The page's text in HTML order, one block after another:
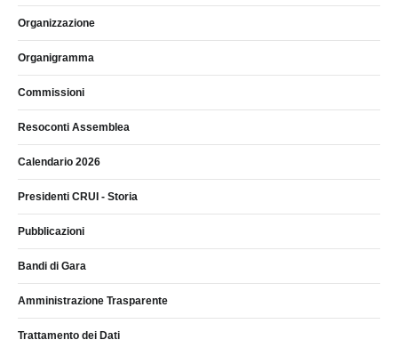
Organizzazione
Organigramma
Commissioni
Resoconti Assemblea
Calendario 2026
Presidenti CRUI - Storia
Pubblicazioni
Bandi di Gara
Amministrazione Trasparente
Trattamento dei Dati